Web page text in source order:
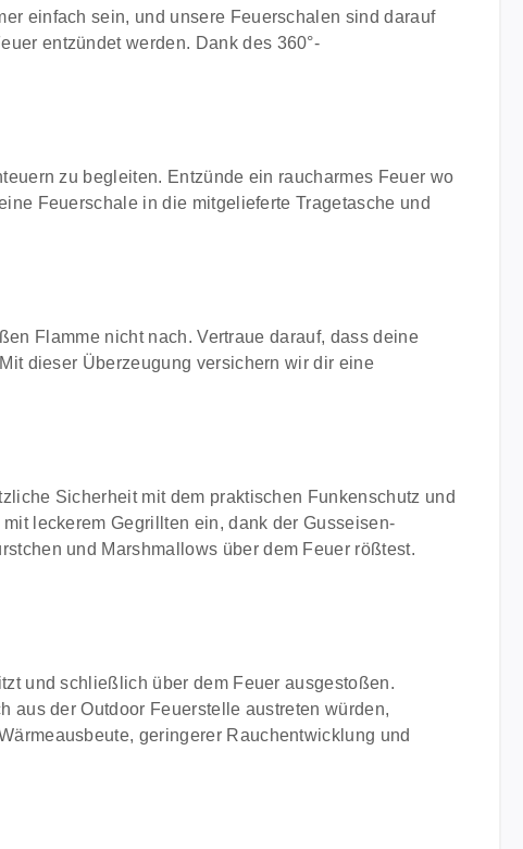
einfach sein, und unsere Feuerschalen sind darauf
entzündet werden. Dank des 360°-
zu begleiten. Entzünde ein raucharmes Feuer wo
Feuerschale in die mitgelieferte Tragetasche und
Flamme nicht nach. Vertraue darauf, dass deine
dieser Überzeugung versichern wir dir eine
Sicherheit mit dem praktischen Funkenschutz und
leckerem Gegrillten ein, dank der Gusseisen-
und Marshmallows über dem Feuer rößtest.
und schließlich über dem Feuer ausgestoßen.
aus der Outdoor Feuerstelle austreten würden,
geringerer Rauchentwicklung und